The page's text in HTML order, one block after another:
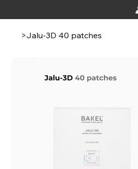
>Jalu-3D 40 patches